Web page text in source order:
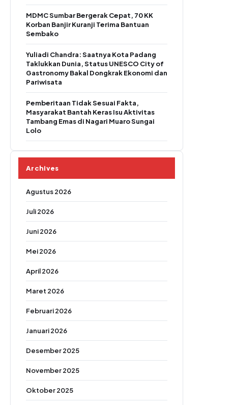
MDMC Sumbar Bergerak Cepat, 70 KK
Korban Banjir Kuranji Terima Bantuan
Sembako
Yuliadi Chandra: Saatnya Kota Padang
Taklukkan Dunia, Status UNESCO City of
Gastronomy Bakal Dongkrak Ekonomi dan
Pariwisata
Pemberitaan Tidak Sesuai Fakta,
Masyarakat Bantah Keras Isu Aktivitas
Tambang Emas di Nagari Muaro Sungai
Lolo
Archives
Agustus 2026
Juli 2026
Juni 2026
Mei 2026
April 2026
Maret 2026
Februari 2026
Januari 2026
Desember 2025
November 2025
Oktober 2025